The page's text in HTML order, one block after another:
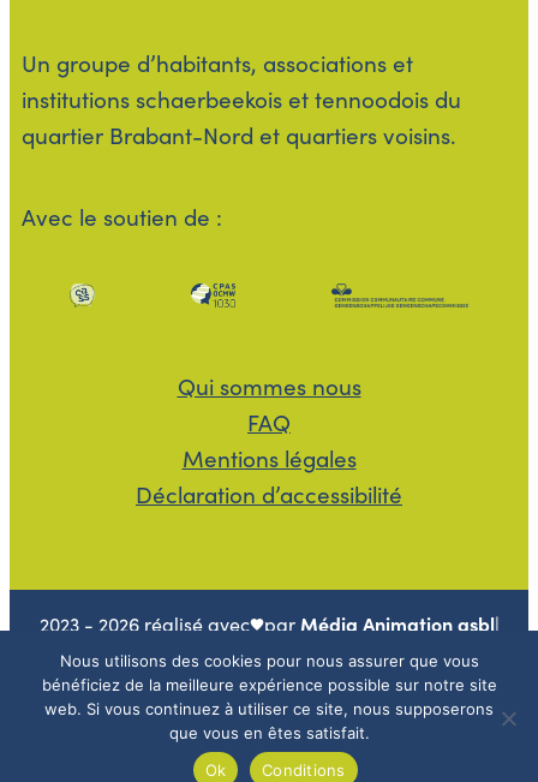
Un groupe d’habitants, associations et
institutions schaerbeekois et tennoodois du
quartier Brabant-Nord et quartiers voisins.
Avec le soutien de :
Qui sommes nous
FAQ
Mentions légales
Déclaration d’accessibilité
Nous utilisons des cookies pour nous assurer que vous
bénéficiez de la meilleure expérience possible sur notre site
web. Si vous continuez à utiliser ce site, nous supposerons
que vous en êtes satisfait.
Ok
Conditions
2023 - 2026 réalisé avec par Média Animation asbl|
Se connecter